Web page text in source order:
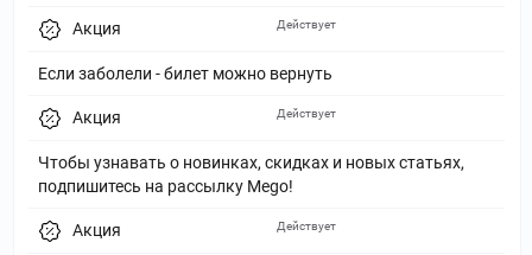
Акция
Если заболели - билет можно вернуть
Действует
Акция
Чтобы узнавать о новинках, скидках и новых статьях,
подпишитесь на рассылку Mego!
Действует
Акция Действует